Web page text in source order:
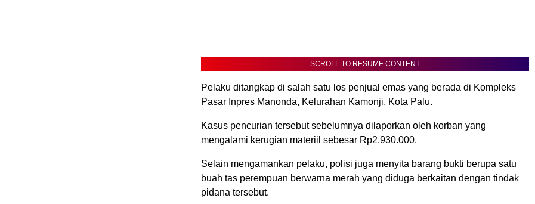
SCROLL TO RESUME CONTENT
Pelaku ditangkap di salah satu los penjual emas yang berada di Kompleks
Pasar Inpres Manonda, Kelurahan Kamonji, Kota Palu.
Kasus pencurian tersebut sebelumnya dilaporkan oleh korban yang
mengalami kerugian materiil sebesar Rp2.930.000.
Selain mengamankan pelaku, polisi juga menyita barang bukti berupa satu
buah tas perempuan berwarna merah yang diduga berkaitan dengan tindak
pidana tersebut.